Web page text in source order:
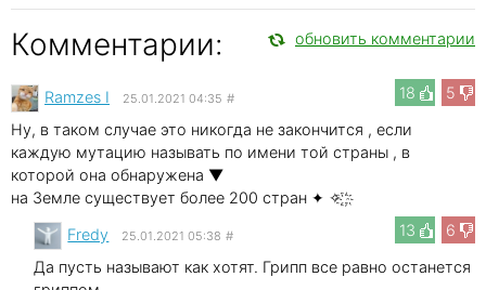
Комментарии: обновить комментарии
18 5
Ramzes I 25.01.2021 04:35 #
Ну, в таком случае это никогда не закончится , если
каждую мутацию называть по имени той страны , в
которой она обнаружена ▼
на Земле существует более 200 стран ✦ ✧ ҈ ҉
13
6
Fredy 25.01.2021 05:38 #
Да пусть называют как хотят. Грипп все равно останется